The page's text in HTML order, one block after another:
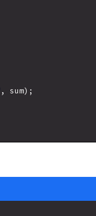
, sum);